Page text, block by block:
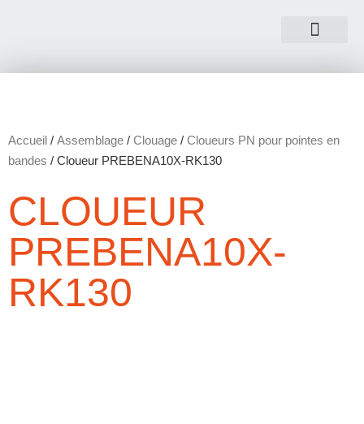
Accueil / Assemblage / Clouage / Cloueurs PN pour pointes en
bandes / Cloueur PREBENA10X-RK130
CLOUEUR
PREBENA10X-
RK130